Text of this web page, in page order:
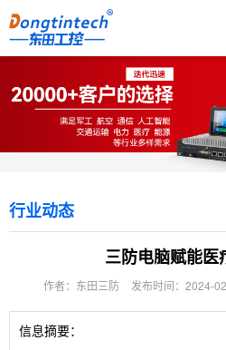
行业动态
三防电脑赋能医
作者：东田三防 发布时间：2024-
信息摘要：